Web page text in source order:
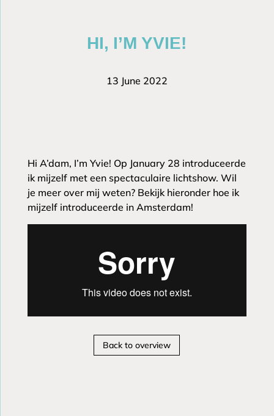
HI, I’M YVIE!
13 June 2022
Hi A’dam, I’m Yvie! Op January 28 introduceerde
ik mijzelf met een spectaculaire lichtshow. Wil
je meer over mij weten? Bekijk hieronder hoe ik
mijzelf introduceerde in Amsterdam!
Back to overview